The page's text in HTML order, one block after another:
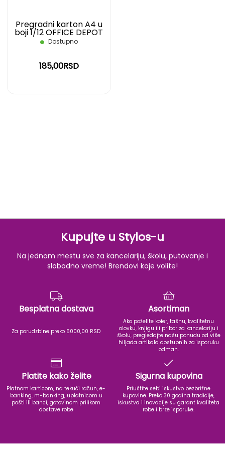
Pregradni karton A4 u
boji 1/12 OFFICE DEPOT
Dostupno
185,00RSD
Kupujte u Stylos-u
Na jednom mestu sve za kancelariju, školu, putovanje i
slobodno vreme! Brendovi koje volite!
Besplatna dostava
Za porudzbine preko 5000,00 RSD
Asortiman
Ako poželite kofer, tašnu, kvalitetnu
olovku, knjigu ili pribor za kancelariju i
školu, pregledajte našu ponudu od više
hiljada artikala dostupnih za isporuku
odmah.
Platite kako želite
Platnom karticom, na tekući račun, e-
banking, m-banking, uplatnicom u
pošti ili banci, gotovinom prilikom
dostave robe
Sigurna kupovina
Priuštite sebi iskustvo bezbrižne
kupovine. Preko 30 godina tradicije,
iskustva i inovacije su garant kvaliteta
robe i brze isporuke.